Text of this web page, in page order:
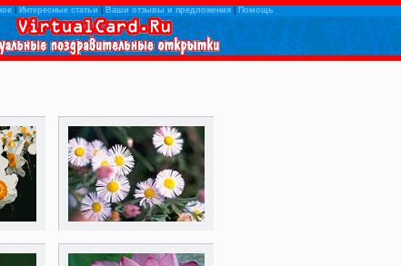
| Интересные статьи Ваши отзывы и предложения| Помощь